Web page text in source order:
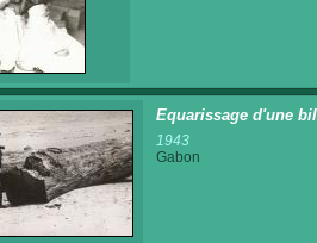
Equarissage d'une
1943
Gabon